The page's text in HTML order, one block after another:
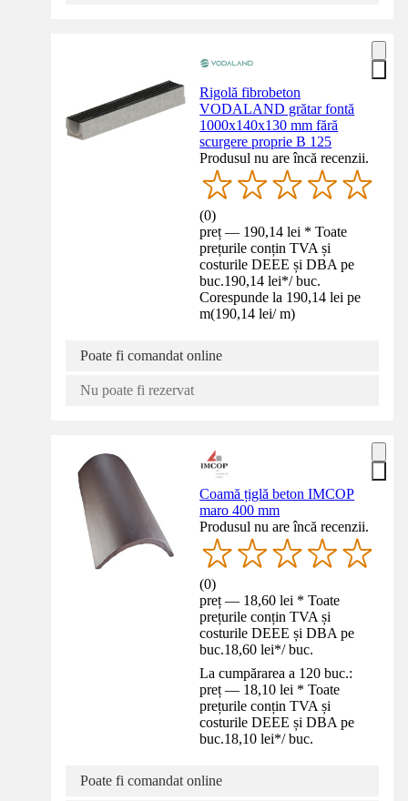
Rigolă fibrobeton
VODALAND grătar fontă
1000x140x130 mm fără
scurgere proprie B 125
Produsul nu are încă recenzii.
(0)
preț — 190,14 lei * Toate
prețurile conțin TVA și
costurile DEEE și DBA pe
buc.190,14 lei*/ buc.
Corespunde la 190,14 lei pe
m(190,14 lei/ m)
Poate fi comandat online
Nu poate fi rezervat
Coamă țiglă beton IMCOP
maro 400 mm
Produsul nu are încă recenzii.
(0)
preț — 18,60 lei * Toate
prețurile conțin TVA și
costurile DEEE și DBA pe
buc.18,60 lei*/ buc.
La cumpărarea a 120 buc.:
preț — 18,10 lei * Toate
prețurile conțin TVA și
costurile DEEE și DBA pe
buc.18,10 lei*/ buc.
Poate fi comandat online